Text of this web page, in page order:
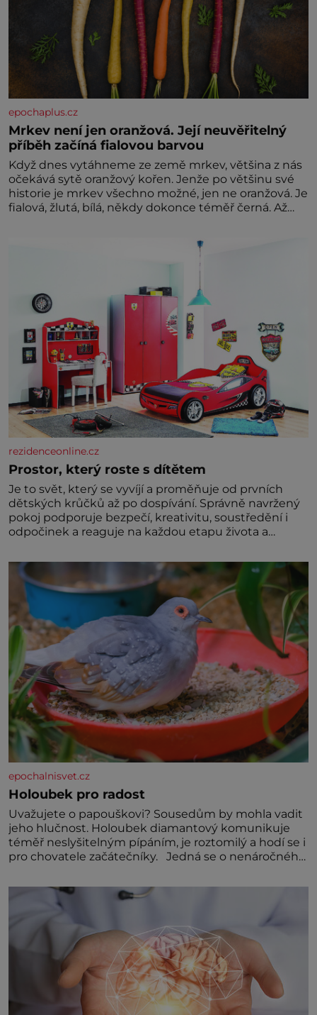
epochaplus.cz
Mrkev není jen oranžová. Její neuvěřitelný
příběh začíná fialovou barvou
Když dnes vytáhneme ze země mrkev, většina z nás
očekává sytě oranžový kořen. Jenže po většinu své
historie je mrkev všechno možné, jen ne oranžová. Je
fialová, žlutá, bílá, někdy dokonce téměř černá. Až
nedokážeme představit. Její příběh je
rezidenceonline.cz
Prostor, který roste s dítětem
Je to svět, který se vyvíjí a proměňuje od prvních
dětských krůčků až po dospívání. Správně navržený
pokoj podporuje bezpečí, kreativitu, soustředění i
odpočinek a reaguje na každou etapu života a
jednoduchost, měkkost a bezpečí, proto by pokoj
miminka měl působit především klidně a útulně.
Předškolní věk je
epochalnisvet.cz
Holoubek pro radost
Uvažujete o papouškovi? Sousedům by mohla vadit
jeho hlučnost. Holoubek diamantový komunikuje
téměř neslyšitelným pípáním, je roztomilý a hodí se i
pro chovatele začátečníky. Jedná se o nenáročného
Hodně času tráví na zemi, kde sbírá zbytky semínek
Jeho domovinou je prakticky celá Austrálie s
výjimkou pobřežní oblasti.